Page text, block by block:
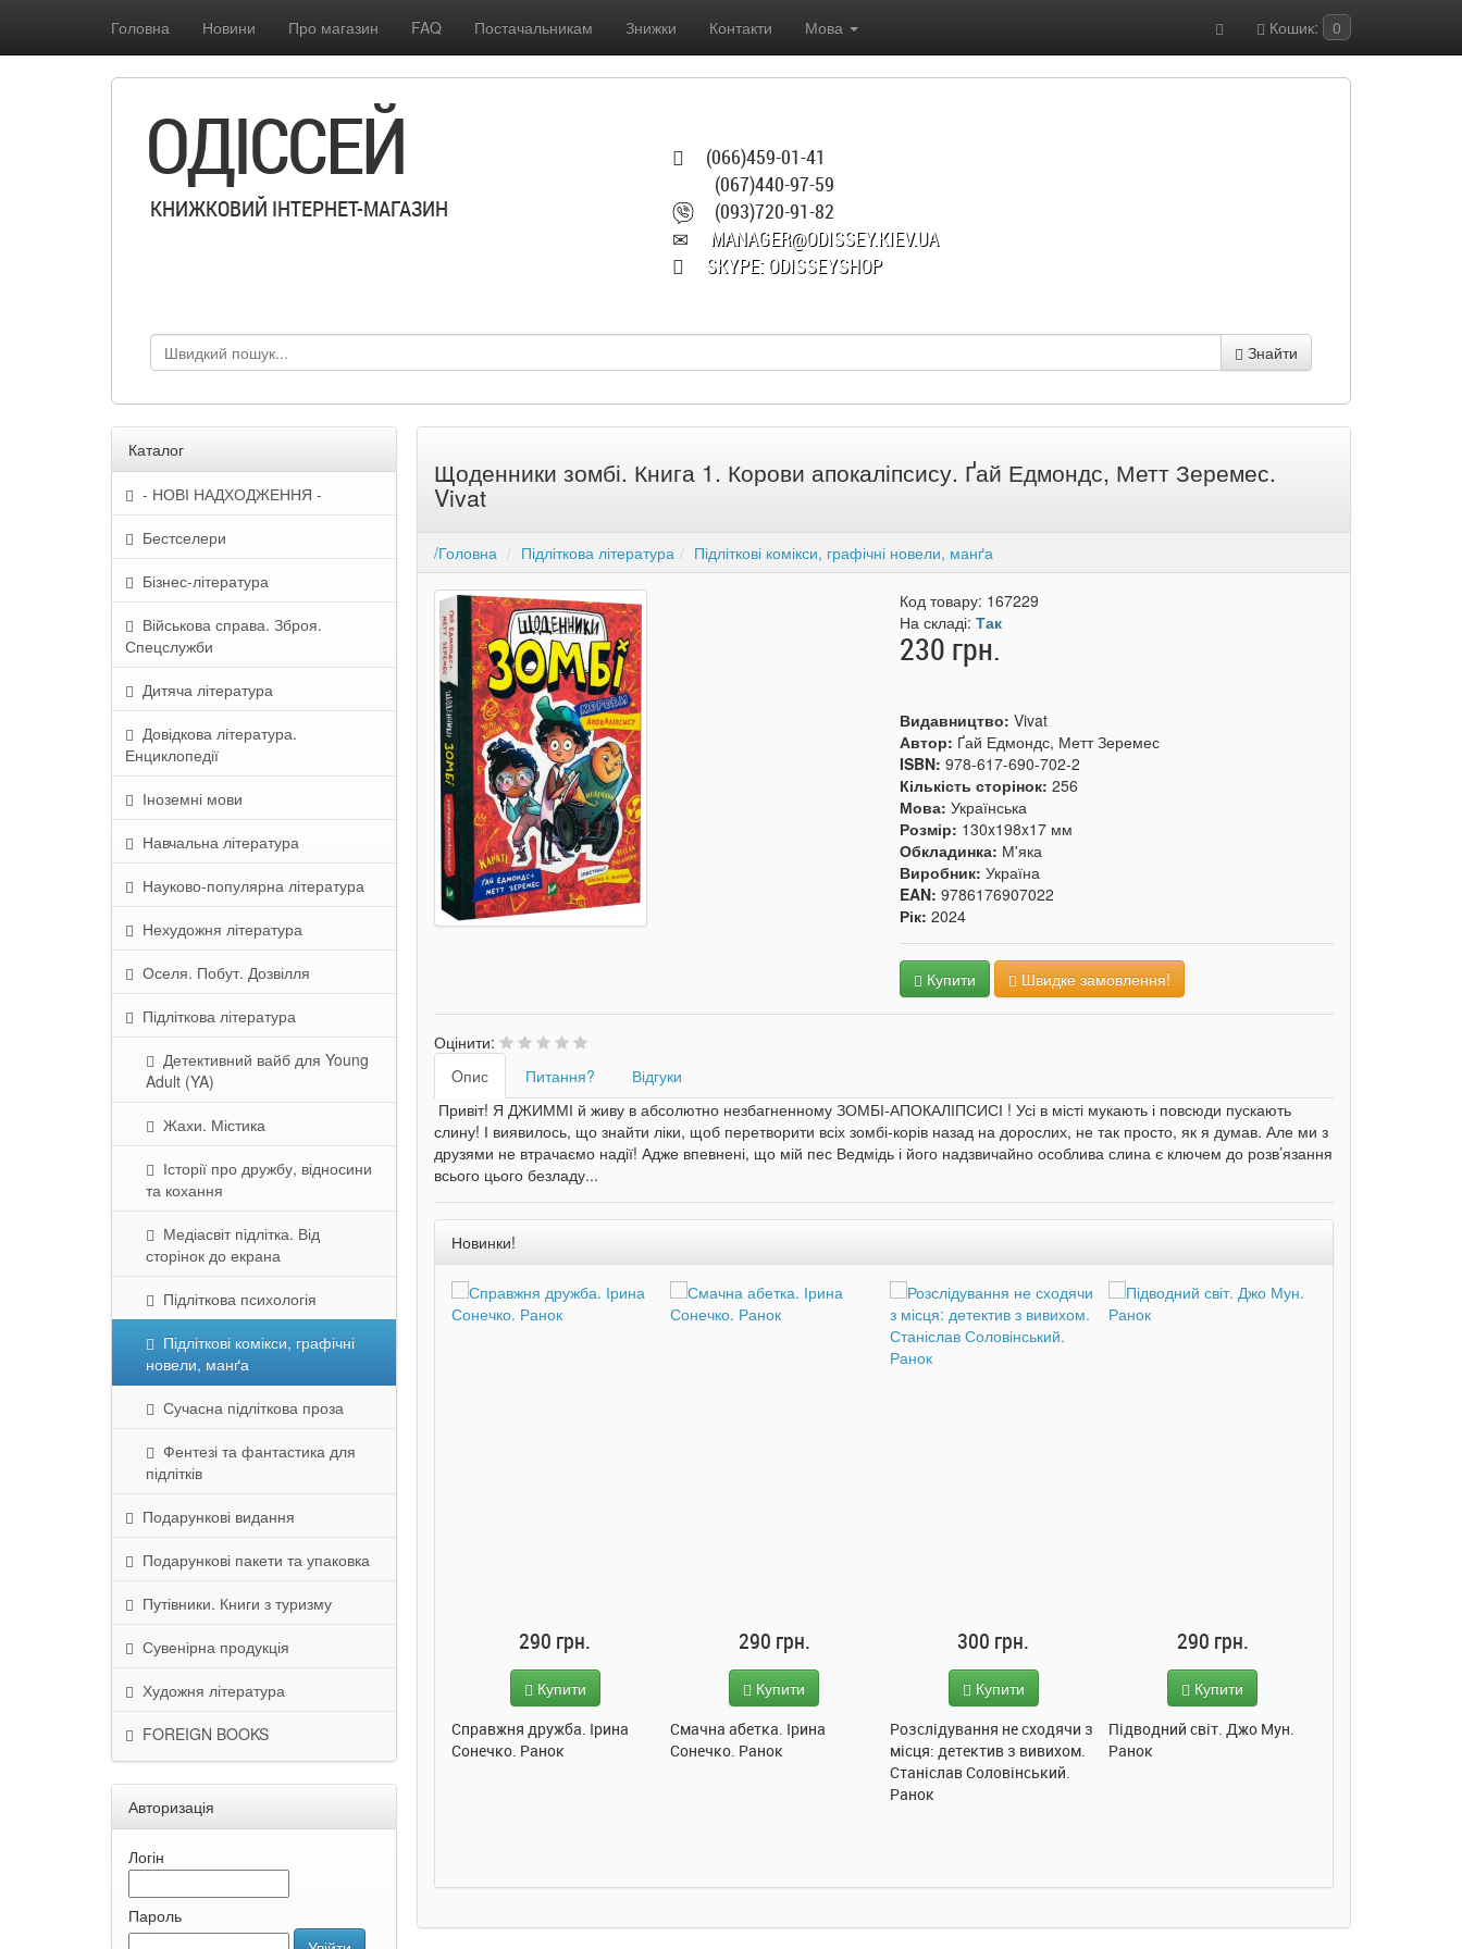
Головна Новини Про магазин FAQ Постачальникам Знижки Контакти Мова Кошик: 0
(066)459-01-41
(067)440-97-59
(093)720-91-82
MANAGER@ODISSEY.KIEV.UA
SKYPE: ODISSEYSHOP
ОДІССЕЙ
КНИЖКОВИЙ ІНТЕРНЕТ-МАГАЗИН
Знайти
Каталог
- НОВІ НАДХОДЖЕННЯ -
Бестселери
Бізнес-література
Військова справа. Зброя.
Спецслужби
Дитяча література
Довідкова література.
Енциклопедії
Іноземні мови
Навчальна література
Науково-популярна література
Нехудожня література
Оселя. Побут. Дозвілля
Підліткова література
Детективний вайб для Young
Adult (YA)
Жахи. Містика
Історії про дружбу, відносини
та кохання
Медіасвіт підлітка. Від
сторінок до екрана
Підліткова психологія
Підліткові комікси, графічні
новели, манґа
Сучасна підліткова проза
Фентезі та фантастика для
підлітків
Подарункові видання
Подарункові пакети та упаковка
Путівники. Книги з туризму
Сувенірна продукція
Художня література
FOREIGN BOOKS
Авторизація
Логін
Пароль
Щоденники зомбі. Книга 1. Корови апокаліпсису. Ґай Едмондс, Метт Зеремес.
Vivat
/Головна Підліткова література Підліткові комікси, графічні новели, манґа
Код товару: 167229
На складі:Так
230 грн.
Видавництво:Vivat
Автор: Ґай Едмондс, Метт Зеремес
ISBN:978-617-690-702-2
Кількість сторінок:256
Мова:Українська
Розмір: 130x198x17 мм
Обкладинка: М'яка
Виробник:Україна
EAN:9786176907022
Рік:2024
Купити Швидке замовлення!
Оцінити:
Oпис
Питання?
Відгуки
Привіт! Я ДЖИММІ й живу в абсолютно незбагненному ЗОМБІ-АПОКАЛІПСИСІ ! Усі в місті мукають і повсюди пускають
слину! І виявилось, що знайти ліки, щоб перетворити всіх зомбі-корів назад на дорослих, не так просто, як я думав. Але ми з
друзями не втрачаємо надії! Адже впевнені, що мій пес Ведмідь і його надзвичайно особлива слина є ключем до розв’язання
всього цього безладу...
Новинки!
290 грн.
Купити
Улюблена абетка. Ірина
Таке велике слоненя. Ірина
290 грн.
Купити
Справжня дружба. Ірина
Сонечко. Ранок
290 грн.
Купити
Смачна абетка. Ірина
Сонечко. Ранок
300 грн.
Купити
Розслідування не сходячи з
місця: детектив з вивихом.
Станіслав Соловінський.
Ранок
290 грн.
Купити
Підводний світ. Джо Мун.
Ранок